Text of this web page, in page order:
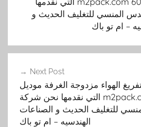
المنسي للتغليف الحديث و
– ام تو باك
Next Post
الهواء مزدوجة الغرفة موديل
m2pack.com 603 التي نقدمها نحن شركة
للتغليف الحديث و الصناعات
الهندسيه – ام تو باك